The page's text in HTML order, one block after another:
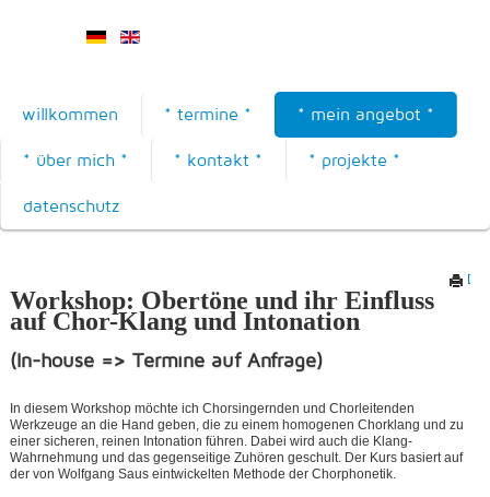
willkommen * termine * * mein angebot *
* über mich * * kontakt * * projekte *
datenschutz
Workshop: Obertöne und ihr Einfluss
auf Chor-Klang und Intonation
(In-house => Termine auf Anfrage)
In diesem Workshop möchte ich Chorsingernden und Chorleitenden
Werkzeuge an die Hand geben, die zu einem homogenen Chorklang und zu
einer sicheren, reinen Intonation führen. Dabei wird auch die Klang-
Wahrnehmung und das gegenseitige Zuhören geschult. Der Kurs basiert auf
der von Wolfgang Saus eintwickelten Methode der Chorphonetik.